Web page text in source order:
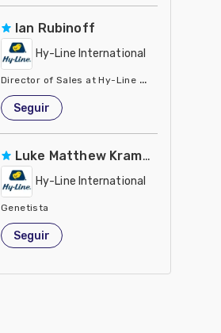
Ian Rubinoff
Hy-Line International
Director of Sales at Hy-Line North America
Estados Unidos de América
Seguir
Luke Matthew Kramer
Hy-Line International
Genetista
Estados Unidos de América
Seguir